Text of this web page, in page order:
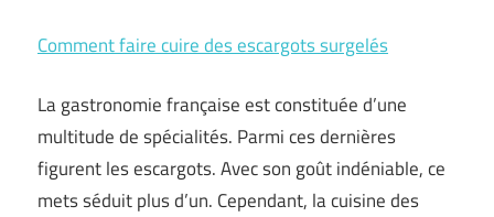
Comment faire cuire des escargots surgelés
La gastronomie française est constituée d’une
multitude de spécialités. Parmi ces dernières
figurent les escargots. Avec son goût indéniable, ce
mets séduit plus d’un. Cependant, la cuisine des